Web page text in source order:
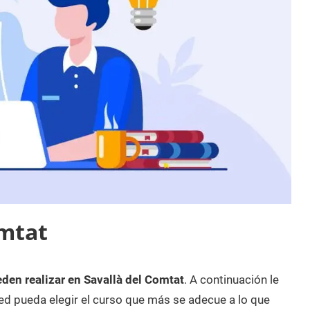
realizar en Savallà del Comtat. A continuación le
pueda elegir el curso que más se adecue a lo que